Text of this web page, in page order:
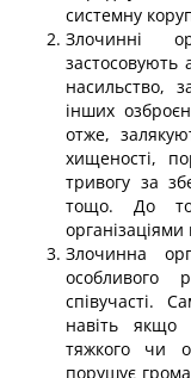
системну
Злочинні
застосовують
насильство,
інших
отже,
хищеності,
тривогу за
тощо. До
Злочинна
особливого
співучасті.
навіть
тяжкого чи
порушує